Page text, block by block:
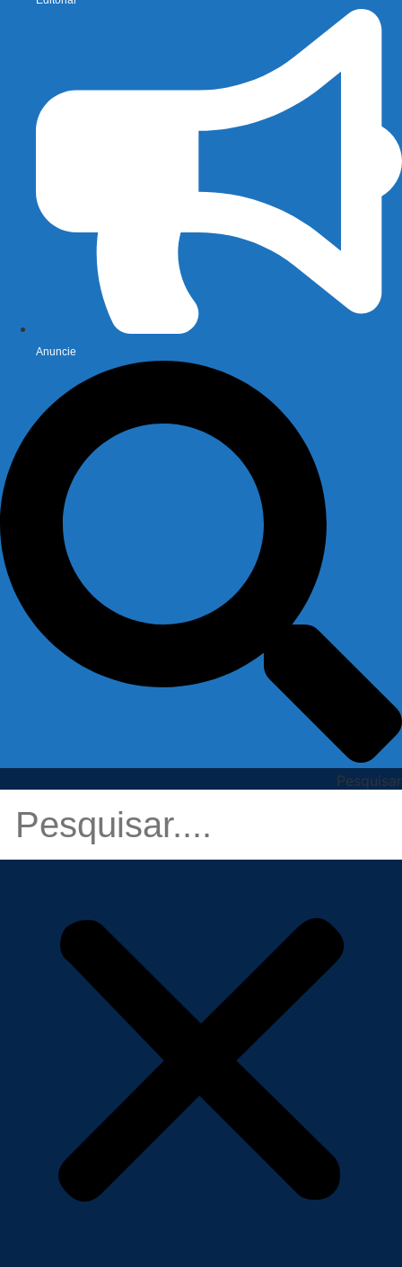
Anuncie
Pesquisar